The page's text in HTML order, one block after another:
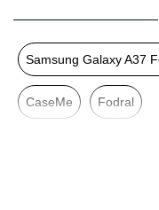
Färg
Material
Varumärke
Samsung Galaxy A37
CaseMe Fodral